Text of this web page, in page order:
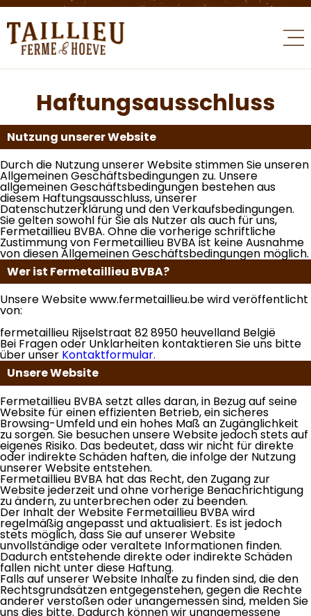
Haftungsausschluss
Nutzung unserer Website
Durch die Nutzung unserer Website stimmen Sie unseren
Allgemeinen Geschäftsbedingungen zu. Unsere
allgemeinen Geschäftsbedingungen bestehen aus
diesem Haftungsausschluss, unserer
Datenschutzerklärung und den Verkaufsbedingungen.
Sie gelten sowohl für Sie als Nutzer als auch für uns,
Fermetaillieu BVBA. Ohne die vorherige schriftliche
Zustimmung von Fermetaillieu BVBA ist keine Ausnahme
von diesen Allgemeinen Geschäftsbedingungen möglich.
Wer ist Fermetaillieu BVBA?
Unsere Website www.fermetaillieu.be wird veröffentlicht
von:
fermetaillieu Rijselstraat 82 8950 heuvelland België
Bei Fragen oder Unklarheiten kontaktieren Sie uns bitte
über unser Kontaktformular.
Unsere Website
Fermetaillieu BVBA setzt alles daran, in Bezug auf seine
Website für einen effizienten Betrieb, ein sicheres
Browsing-Umfeld und ein hohes Maß an Zugänglichkeit
zu sorgen. Sie besuchen unsere Website jedoch stets auf
eigenes Risiko. Das bedeutet, dass wir nicht für direkte
oder indirekte Schäden haften, die infolge der Nutzung
unserer Website entstehen.
Fermetaillieu BVBA hat das Recht, den Zugang zur
Website jederzeit und ohne vorherige Benachrichtigung
zu ändern, zu unterbrechen oder zu beenden.
Der Inhalt der Website Fermetaillieu BVBA wird
regelmäßig angepasst und aktualisiert. Es ist jedoch
stets möglich, dass Sie auf unserer Website
unvollständige oder veraltete Informationen finden.
Dadurch entstehende direkte oder indirekte Schäden
fallen nicht unter diese Haftung.
Falls auf unserer Website Inhalte zu finden sind, die den
Rechtsgrundsätzen entgegenstehen, gegen die Rechte
anderer verstoßen oder unangemessen sind, melden Sie
uns dies bitte. Dadurch können wir unangemessene